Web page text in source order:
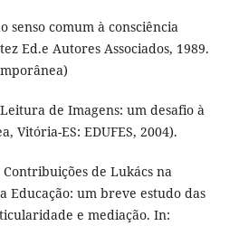
senso comum à consciência
Ed.e Autores Associados, 1989.
Leitura de Imagens: um desafio à
Vitória-ES: EDUFES, 2004).
Contribuições de Lukács na
Educação: um breve estudo das
e mediação. In: